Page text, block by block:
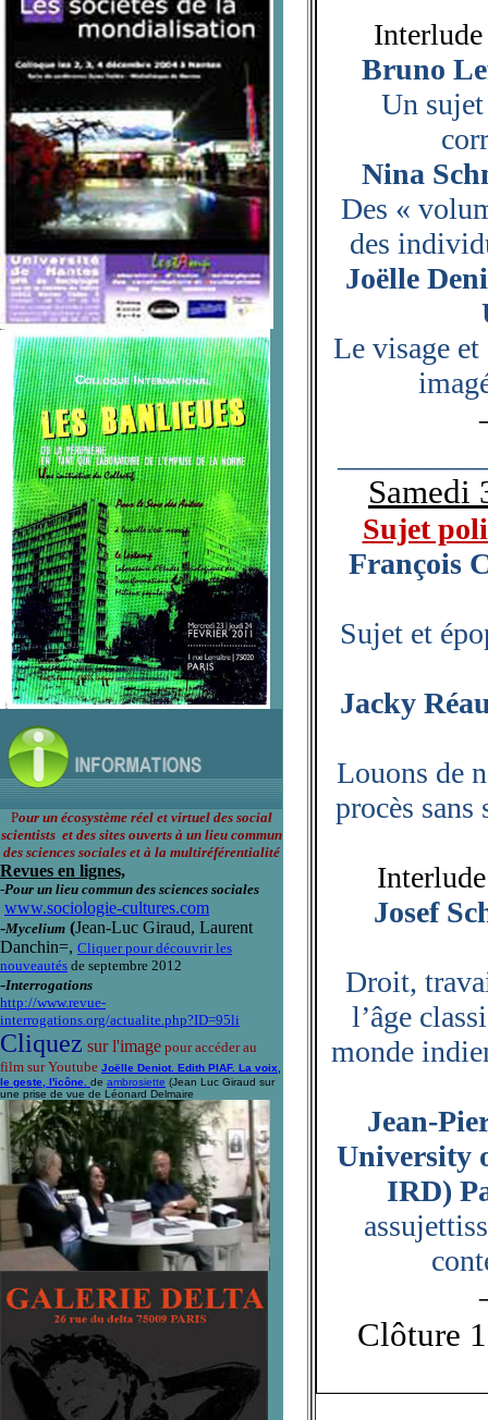
Pour un écosystème réel et virtuel des social
scientists et des sites ouverts à un lieu commun
des sciences sociales et à la multiréférentialité
Revues en lignes,
-Pour un lieu commun des sciences sociales
www.sociologie-cultures.com
-Mycelium (Jean-Luc Giraud, Laurent
Danchin=, Cliquer pour découvrir les
nouveautés de septembre 2012
-Interrogations
http://www.revue-
interrogations.org/actualite.php?ID=95li
Cliquez sur l'image pour accéder au
film sur Youtube Joëlle Deniot. Edith PIAF. La voix,
le geste, l'icône. de ambrosiette (Jean Luc Giraud sur
une prise de vue de Léonard Delmaire
Bruno
Un
Nina
Des «
des
Joëlle
Le visage
Sujet
François
Sujet et
Jacky
Louons de
procès
Josef
Droit,
l’âge
monde
Jean-
University
IRD)
Clôture